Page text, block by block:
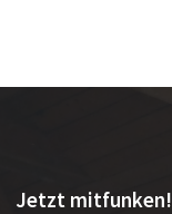
Jetzt mitfunken!